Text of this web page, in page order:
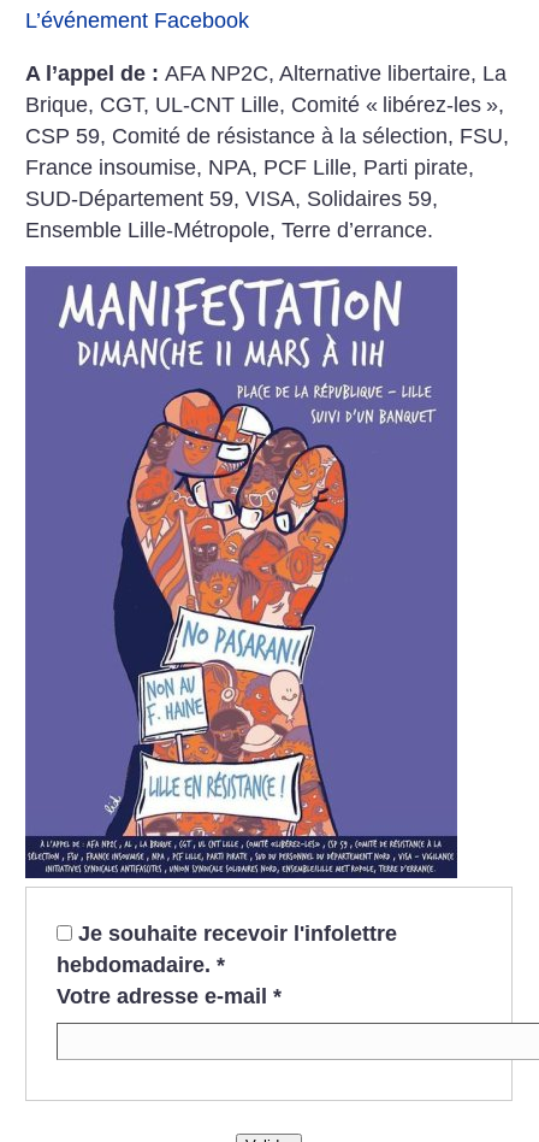
L’événement Facebook
A l’appel de :AFA NP2C, Alternative libertaire, La
Brique, CGT, UL-CNT Lille, Comité « libérez-les »,
CSP 59, Comité de résistance à la sélection, FSU,
France insoumise, NPA, PCF Lille, Parti pirate,
SUD-Département 59, VISA, Solidaires 59,
Ensemble Lille-Métropole, Terre d’errance.
Je souhaite recevoir l'infolettre
hebdomadaire. *
Votre adresse e-mail *